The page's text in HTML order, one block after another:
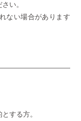
い。
ない場合があります
する方。